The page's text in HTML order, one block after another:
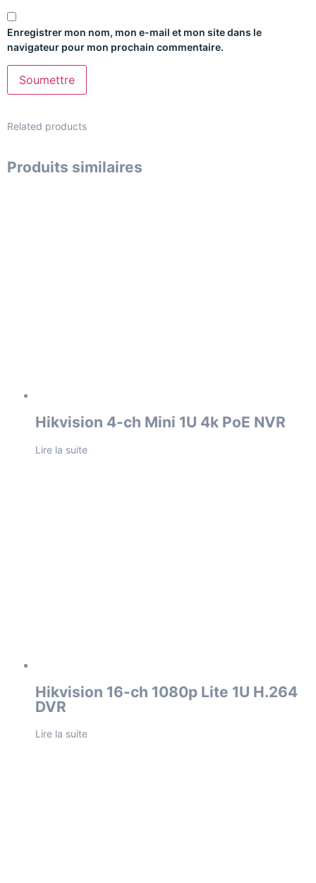
Enregistrer mon nom, mon e-mail et mon site dans le
navigateur pour mon prochain commentaire.
Related products
Produits similaires
Hikvision 4-ch Mini 1U 4k PoE NVR
Lire la suite
Hikvision 16-ch 1080p Lite 1U H.264
DVR
Lire la suite